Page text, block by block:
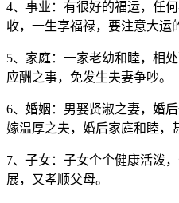
4、事业：有很好的福运，任
收，一生享福禄，要注意大运
5、家庭：一家老幼和睦，相
应酬之事，免发生夫妻争吵。
6、婚姻：男娶贤淑之妻，婚
嫁温厚之夫，婚后家庭和睦，
7、子女：子女个个健康活泼
展，又孝顺父母。